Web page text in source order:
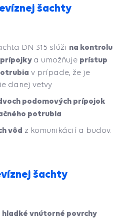
šachty
DN 315 slúži na kontrolu
prípojky a umožňuje prístup
v prípade, že je
danej vetvy
podomových prípojok
potrubia
vôd z komunikácií a budov.
šachty
hladké vnútorné povrchy